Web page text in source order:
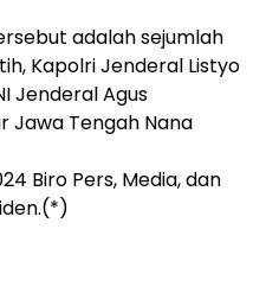
adalah sejumlah
Kapolri Jenderal Listyo
Jenderal Agus
Jawa Tengah Nana
Biro Pers, Media, dan